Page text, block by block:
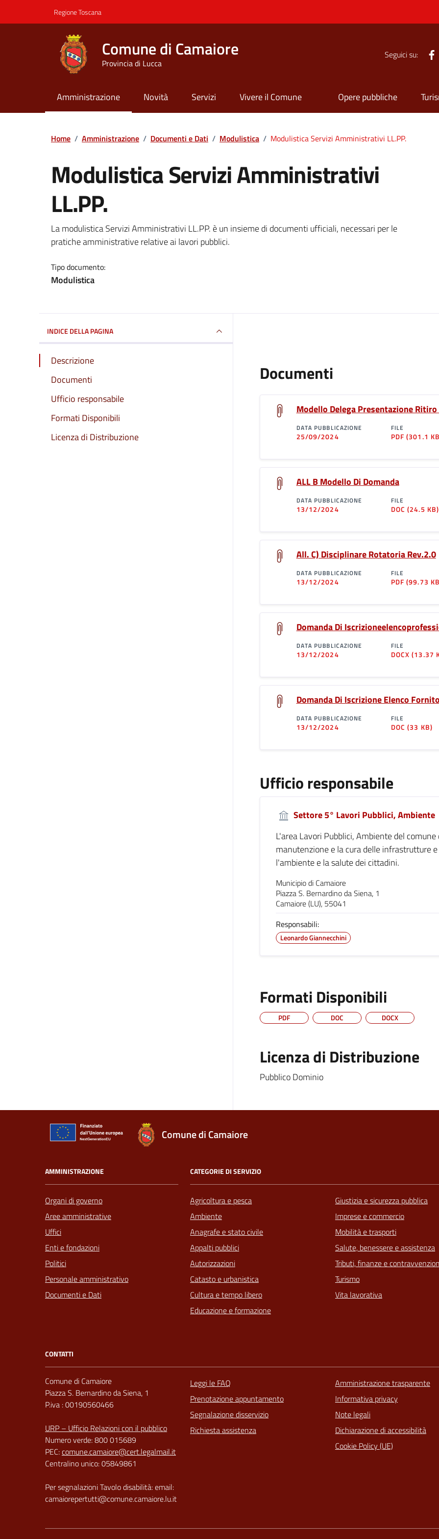
Regione Toscana
Comune di Camaiore
Provincia di Lucca
Seguici su:
Amministrazione Novità Servizi Vivere il Comune Opere pubbliche
Home / Amministrazione / Documenti e Dati / Modulistica / Modulistica Servizi Amministrativi LL.PP.
Modulistica Servizi Amministrativi
LL.PP.
Dettagli del documento
La modulistica Servizi Amministrativi LL.PP. è un insieme di documenti ufficiali, necessari per le
pratiche amministrative relative ai lavori pubblici.
Tipo documento:
Modulistica
INDICE DELLA PAGINA
Descrizione
Documenti
Ufficio responsabile
Formati Disponibili
Licenza di Distribuzione
Documenti
Modello Delega Presentazione
DATA PUBBLICAZIONE
25/09/2024
FILE
PDF(301.1
ALL B Modello Di Domanda
DATA PUBBLICAZIONE
13/12/2024
FILE
DOC(24.5 KB)
All. C) Disciplinare Rotatoria Rev.2.0
DATA PUBBLICAZIONE
13/12/2024
FILE
PDF(99.73
Domanda Di
DATA PUBBLICAZIONE
13/12/2024
FILE
DOCX(13.37
Domanda Di Iscrizione Elenco
DATA PUBBLICAZIONE
13/12/2024
FILE
DOC(33 KB)
Ufficio responsabile
Settore 5° Lavori Pubblici, Ambiente
L'area Lavori Pubblici, Ambiente del
manutenzione e la cura delle infrastrutture
l'ambiente e la salute dei cittadini.
Municipio di Camaiore
Piazza S. Bernardino da Siena, 1
Camaiore (LU), 55041
Responsabili:
Leonardo Giannecchini
Formati Disponibili
PDF DOC DOCX
Licenza di Distribuzione
Pubblico Dominio
Comune di Camaiore
AMMINISTRAZIONE
Organi di governo
Aree amministrative
Uffici
Enti e fondazioni
Politici
Personale amministrativo
Documenti e Dati
CATEGORIE DI SERVIZIO
Agricoltura e pesca
Ambiente
Anagrafe e stato civile
Appalti pubblici
Autorizzazioni
Catasto e urbanistica
Cultura e tempo libero
Educazione e formazione
Giustizia e sicurezza pubblica
Imprese e commercio
Mobilità e trasporti
Salute, benessere e assistenza
Tributi, finanze e
Turismo
Vita lavorativa
CONTATTI
Comune di Camaiore
Piazza S. Bernardino da Siena, 1
P.iva : 00190560466
URP – Ufficio Relazioni con il pubblico
Numero verde: 800 015689
PEC:comune.camaiore@cert.legalmail.it
Centralino unico: 05849861
Per segnalazioni Tavolo disabilità: email:
camaiorepertutti@comune.camaiore.lu.it
Leggi le FAQ
Prenotazione appuntamento
Segnalazione disservizio
Richiesta assistenza
Amministrazione trasparente
Informativa privacy
Note legali
Dichiarazione di accessibilità
Cookie Policy (UE)